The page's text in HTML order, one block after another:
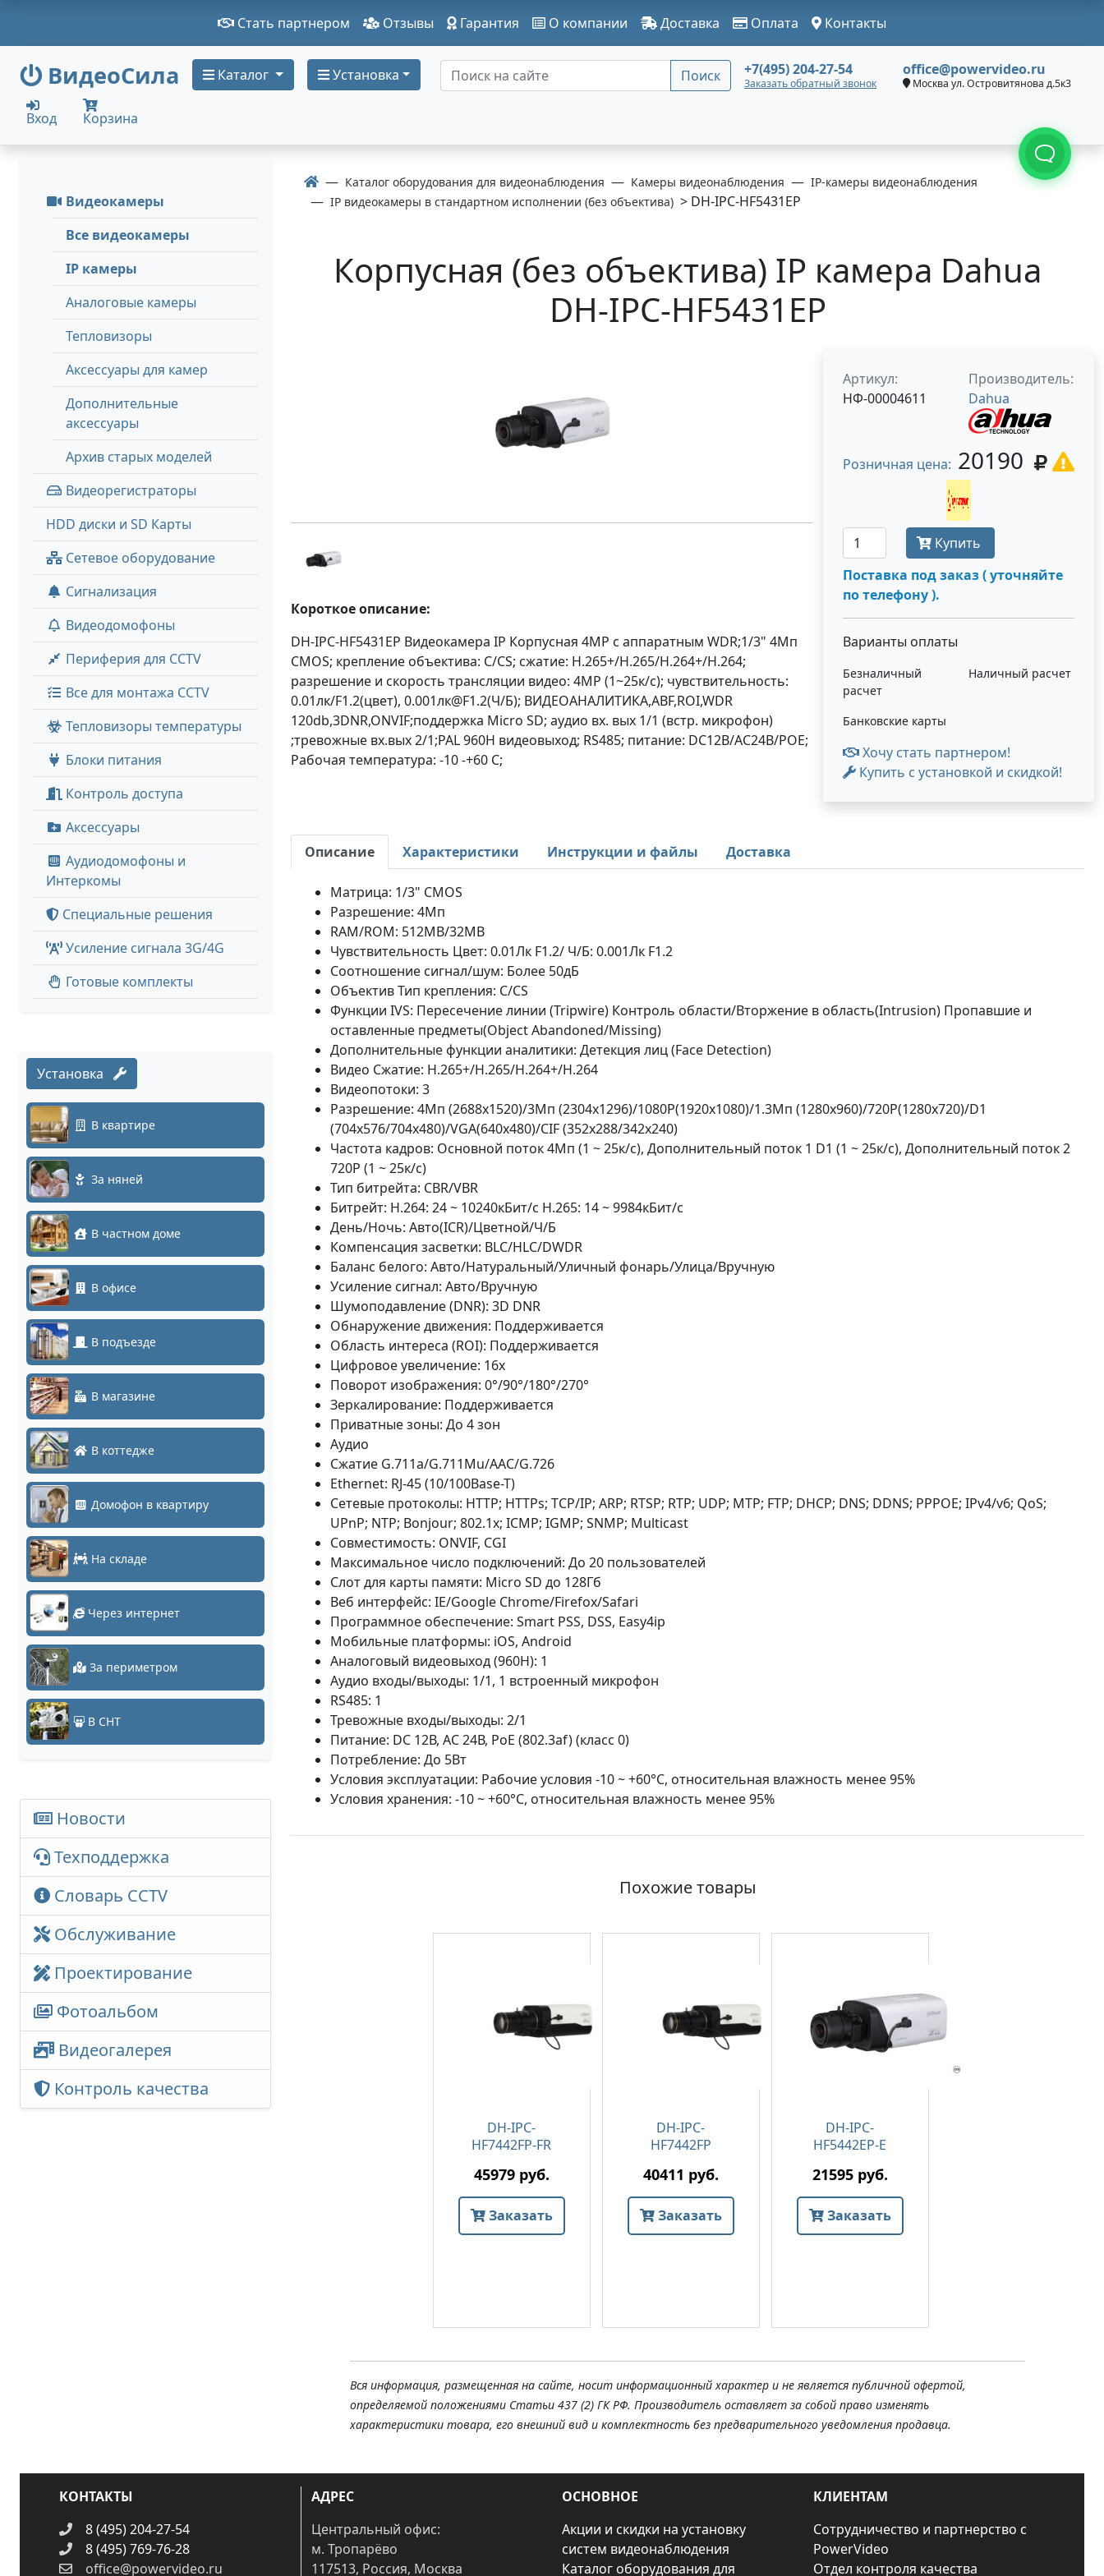
Стать партнером Отзывы Гарантия О компании Доставка Оплата Контакты
ВидеоСила Каталог Установка Поиск +7(495) 204-27-54
Заказать обратный звонок
office@powervideo.ru
Москва ул. Островитянова д.5к3
Вход Корзина
Видеокамеры
Все видеокамеры
IP камеры
Аналоговые камеры
Тепловизоры
Аксессуары для камер
Дополнительные
аксессуары
Архив старых моделей
Видеорегистраторы
HDD диски и SD Карты
Сетевое оборудование
Сигнализация
Видеодомофоны
Периферия для CCTV
Все для монтажа CCTV
Тепловизоры температуры
Блоки питания
Контроль доступа
Аксессуары
Аудиодомофоны и
Интеркомы
Специальные решения
Усиление сигнала 3G/4G
Готовые комплекты
Установка
В квартире
За няней
В частном доме
В офисе
В подъезде
В магазине
В коттедже
Домофон в квартиру
На складе
Через интернет
За периметром
В СНТ
Новости
Техподдержка
Словарь CCTV
Обслуживание
Проектирование
Фотоальбом
Видеогалерея
Контроль качества
Каталог оборудования для видеонаблюдения Камеры видеонаблюдения
IP-камеры видеонаблюдения
IP видеокамеры в стандартном исполнении (без объектива) > DH-IPC-HF5431EP
Корпусная (без объектива) IP камера Dahua
DH-IPC-HF5431EP
Короткое описание:
DH-IPC-HF5431EP Видеокамера IP Корпусная 4MP с аппаратным WDR;1/3" 4Mп
CMOS; крепление объектива: C/CS; сжатие: H.265+/H.265/H.264+/H.264;
разрешение и скорость трансляции видео: 4MP (1~25к/с); чувствительность:
0.01лк/F1.2(цвет), 0.001лк@F1.2(Ч/Б); ВИДЕОАНАЛИТИКА,ABF,ROI,WDR
120db,3DNR,ONVIF;поддержка Micro SD; аудио вх. вых 1/1 (встр. микрофон)
;тревожные вх.вых 2/1;PAL 960H видеовыход; RS485; питание: DC12В/AC24В/PОE;
Рабочая температура: -10 -+60 С;
Артикул:
НФ-00004611
Производитель:
Dahua
Розничная цена: 20190
Получить оптовую цену
Купить
Поставка под заказ ( уточняйте
по телефону ).
Варианты оплаты
Безналичный
расчет
Наличный расчет
Банковские карты
Хочу стать партнером!
Купить с установкой и скидкой!
Описание Характеристики Инструкции и файлы Доставка
Матрица: 1/3" CMOS
Разрешение: 4Мп
RAM/ROM: 512MB/32MB
Чувствительность Цвет: 0.01Лк F1.2/ Ч/Б: 0.001Лк F1.2
Соотношение сигнал/шум: Более 50дБ
Объектив Тип крепления: C/CS
Функции IVS: Пересечение линии (Tripwire) Контроль области/Вторжение в область(Intrusion) Пропавшие и
оставленные предметы(Object Abandoned/Missing)
Дополнительные функции аналитики: Детекция лиц (Face Detection)
Видео Сжатие: H.265+/H.265/H.264+/H.264
Видеопотоки: 3
Разрешение: 4Mп (2688x1520)/3Mп (2304x1296)/1080P(1920x1080)/1.3Mп (1280x960)/720P(1280x720)/D1
(704x576/704x480)/VGA(640x480)/CIF (352x288/342x240)
Частота кадров: Основной поток 4Мп (1 ~ 25к/с), Дополнительный поток 1 D1 (1 ~ 25к/с), Дополнительный поток 2
720P (1 ~ 25к/с)
Тип битрейта: CBR/VBR
Битрейт: H.264: 24 ~ 10240кБит/с H.265: 14 ~ 9984кБит/с
День/Ночь: Авто(ICR)/Цветной/Ч/Б
Компенсация засветки: BLC/HLC/DWDR
Баланс белого: Авто/Натуральный/Уличный фонарь/Улица/Вручную
Усиление сигнал: Авто/Вручную
Шумоподавление (DNR): 3D DNR
Обнаружение движения: Поддерживается
Область интереса (ROI): Поддерживается
Цифровое увеличение: 16x
Поворот изображения: 0°/90°/180°/270°
Зеркалирование: Поддерживается
Приватные зоны: До 4 зон
Аудио
Сжатие G.711a/G.711Mu/AAC/G.726
Ethernet: RJ-45 (10/100Base-T)
Сетевые протоколы: HTTP; HTTPs; TCP/IP; ARP; RTSP; RTP; UDP; MTP; FTP; DHCP; DNS; DDNS; PPPOE; IPv4/v6; QoS;
UPnP; NTP; Bonjour; 802.1x; ICMP; IGMP; SNMP; Multicast
Совместимость: ONVIF, CGI
Максимальное число подключений: До 20 пользователей
Cлот для карты памяти: Micro SD до 128Гб
Веб интерфейс: IE/Google Chrome/Firefox/Safari
Программное обеспечение: Smart PSS, DSS, Easy4ip
Мобильные платформы: iOS, Android
Аналоговый видеовыход (960H): 1
Аудио входы/выходы: 1/1, 1 встроенный микрофон
RS485: 1
Тревожные входы/выходы: 2/1
Питание: DC 12В, AС 24В, PoE (802.3af) (класс 0)
Потребление: До 5Вт
Условия эксплуатации: Рабочие условия -10 ~ +60°C, относительная влажность менее 95%
Условия хранения: -10 ~ +60°C, относительная влажность менее 95%
Похожие товары
DH-IPC-
HF7442FP-FR
45979 руб.
Заказать
DH-IPC-
HF7442FP
40411 руб.
Заказать
DH-IPC-
HF5442EP-E
21595 руб.
Заказать
Вся информация, размещенная на сайте, носит информационный характер и не является публичной офертой,
определяемой положениями Статьи 437 (2) ГК РФ. Производитель оставляет за собой право изменять
характеристики товара, его внешний вид и комплектность без предварительного уведомления продавца.
КОНТАКТЫ
8 (495) 204-27-54
8 (495) 769-76-28
office@powervideo.ru
АДРЕС
Центральный офис:
м. Тропарёво
117513, Россия, Москва
ОСНОВНОЕ
Акции и скидки на установку
систем видеонаблюдения
Каталог оборудования для
КЛИЕНТАМ
Сотрудничество и партнерство с
PowerVideo
Отдел контроля качества